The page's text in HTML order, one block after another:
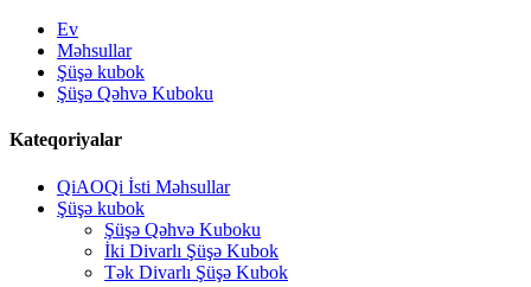
Ev
Məhsullar
Şüşə kubok
Şüşə Qəhvə Kuboku
Kateqoriyalar
QiAOQi İsti Məhsullar
Şüşə kubok
Şüşə Qəhvə Kuboku
İki Divarlı Şüşə Kubok
Tək Divarlı Şüşə Kubok